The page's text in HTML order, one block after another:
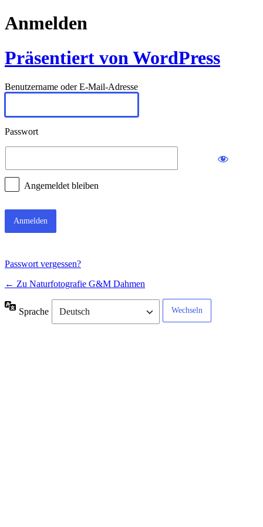
Anmelden
Präsentiert von WordPress
Benutzername oder E-Mail-Adresse
Passwort
Angemeldet bleiben
Passwort vergessen?
← Zu Naturfotografie G&M Dahmen
Sprache